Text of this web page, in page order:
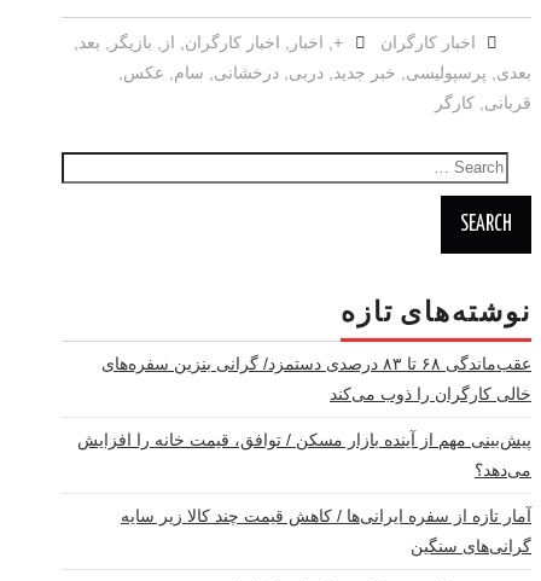
اخبار کارگران +
, اخبار اخبار کارگران از بازیگر بعد
بعدی
پرسپولیسی خبر جدید دربی درخشانی سام عکس
قربانی کارگر
Search
for:
نوشته‌های تازه
عقب‌ماندگی ۶۸ تا ۸۳ درصدی دستمزد/ گرانی بنزین سفره‌های
خالی کارگران را ذوب می‌کند
پیش‌بینی مهم از آینده بازار مسکن / توافق، قیمت خانه را افزایش
می‌دهد؟
آمار تازه از سفره ایرانی‌ها / کاهش قیمت چند کالا زیر سایه
گرانی‌های سنگین